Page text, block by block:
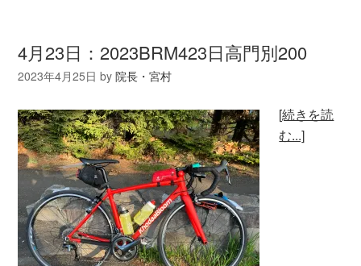
4月23日：2023BRM423日高門別200
2023年4月25日 by院長・宮村
[続きを読
む...]